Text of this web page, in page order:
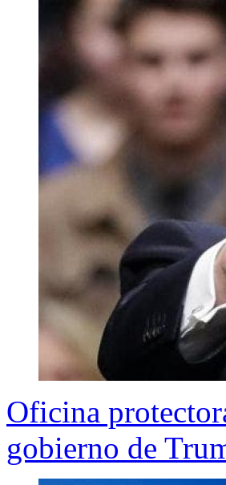
Oficina
gobierno de